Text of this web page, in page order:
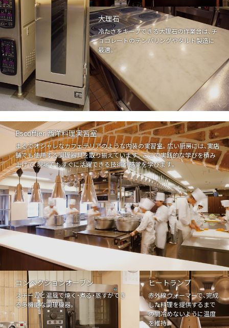
大理石
冷たさをキープできる大理石の作業台は、チ
ョコレートのテンパリングやタルト製造に
最適。
ヒートランプ
赤外線ウォーマーで、完成
した料理を提供するまで
の間冷めないように温度
を維持。
コンベクションオーブン
スチームと温風で焼く・煮る・蒸すができ
る多機能な調理機器。
Escoffier 西洋料理実習室
まるでオシャレなカフェテリアのような内装の実習室。広い厨房には、実店
舗でも使用する調理器具を取り揃えています。ここで実践的な学びを積み
上げて、現場でもすぐに活躍できる技術や感覚を学びます。